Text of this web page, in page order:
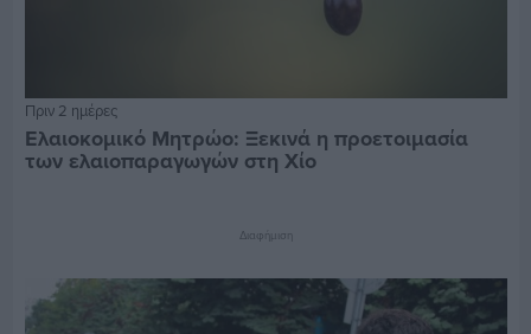
Πριν 2 ημέρες
Ελαιοκομικό Μητρώο: Ξεκινά η προετοιμασία
των ελαιοπαραγωγών στη Χίο
Διαφήμιση